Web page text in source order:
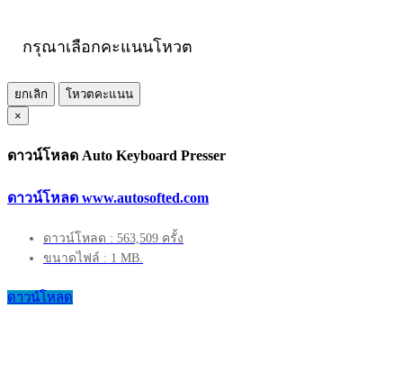
กรุณาเลือกคะแนนโหวต
ยกเลิก
โหวตคะแนน
×
ดาวน์โหลด Auto Keyboard Presser
ดาวน์โหลด www.autosofted.com
ดาวน์โหลด : 563,509 ครั้ง
ขนาดไฟล์ : 1 MB.
ดาวน์โหลด